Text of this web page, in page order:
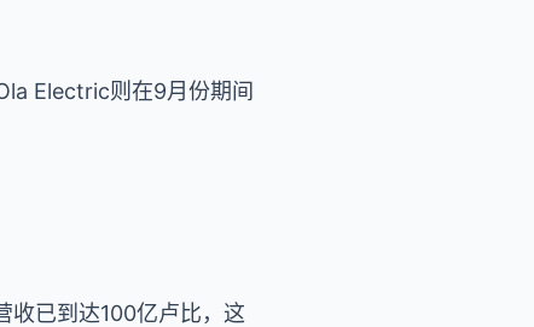
Electric则在9月份期间
收已到达100亿卢比，这